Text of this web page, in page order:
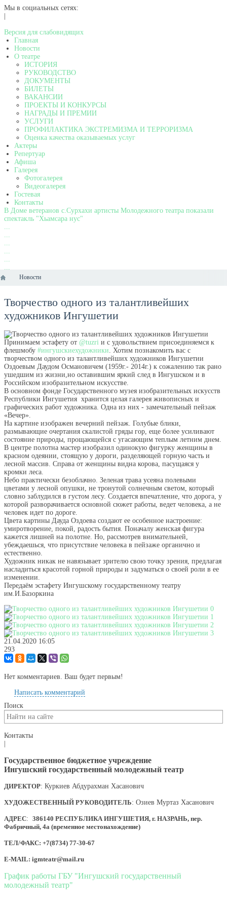
Мы в социальных сетях:
Версия для слабовидящих
Главная
Новости
О театре
ИСТОРИЯ
РУКОВОДСТВО
ДОКУМЕНТЫ
БИЛЕТЫ
ВАКАНСИИ
ПРОЕКТЫ И КОНКУРСЫ
НАГРАДЫ И ПРЕМИИ
УСЛУГИ
ПРОФИЛАКТИКА ЭКСТРЕМИЗМА И ТЕРРОРИЗМА
Оценка качества оказываемых услуг
Актеры
Репертуар
Афиша
Галерея
Фотогалерея
Видеогалерея
Гостевая
Контакты
В Доме ветеранов с.Сурхахи артисты Молодежного театра показали
спектакль "Хьамсара нус"
...
...
...
...
...
...
...
Новости
Творчество одного из талантливейших
художников Ингушетии
Принимаем эстафету от @tuzri и с удовольствием присоединяемся к
флешмобу #ингушскиехудожники. Хотим познакомить вас с
творчеством одного из талантливейших художников Ингушетии
Оздоевым Даудом Османовичем (1959г.- 2014г.) к сожалению так рано
ушедшим из жизни,но оставившим яркий след в Ингушском и в
Российском изобразительном искусстве.
В основном фонде Государственного музея изобразительных искусств
Республики Ингушетия хранится целая галерея живописных и
графических работ художника. Одна из них - замечательный пейзаж
«Вечер».
На картине изображен вечерний пейзаж. Голубые блики,
размывающие очертания скалистой гряды гор, еще более усиливают
состояние природы, прощающейся с угасающим теплым летним днем.
В центре полотна мастер изобразил одинокую фигурку женщины в
красном одеянии, стоящую у дороги, разделяющей горную часть и
лесной массив. Справа от женщины видна корова, пасущаяся у
кромки леса.
Небо практически безоблачно. Зеленая трава усеяна полевыми
цветами у лесной опушки, не тронутой солнечным светом, который
словно заблудился в густом лесу. Создается впечатление, что дорога, у
которой разворачивается основной сюжет работы, ведет человека, а не
человек идет по дороге.
Цвета картины Дауда Оздоева создают ее особенное настроение:
умиротворение, покой, радость бытия. Поначалу женская фигура
кажется лишней на полотне. Но, рассмотрев внимательней,
убеждаешься, что присутствие человека в пейзаже органично и
естественно.
Художник никак не навязывает зрителю свою точку зрения, предлагая
насладиться красотой горной природы и задуматься о своей роли в ее
изменении.
Передаём эстафету Ингушскому государственному театру
им.И.Базоркина
21.04.2020 16:05
293
Нет комментариев. Ваш будет первым!
Написать комментарий
Поиск
Контакты
Государственное бюджетное учреждение
Ингушский государственный молодежный театр
ДИРЕКТОР: Куркиев Абдурахман Хасанович
ХУДОЖЕСТВЕННЫЙ РУКОВОДИТЕЛЬ: Озиев Муртаз Хасанович
АДРЕС: 386140 РЕСПУБЛИКА ИНГУШЕТИЯ, г. НАЗРАНЬ, пер.
Фабричный, 4а (временное местонахождение)
ТЕЛ/ФАКС: +7(8734) 77-30-67
E-MAIL: igmteatr@mail.ru
График работы ГБУ "Ингушский государственный
молодежный театр"